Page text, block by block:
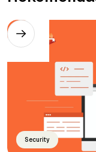
Security